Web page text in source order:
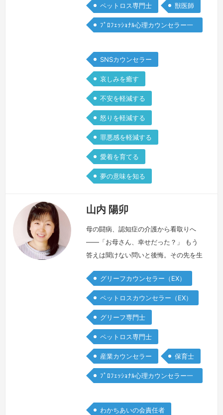
いおは、楽しい想い出、癒し、命の大切
さ、命を守るという責任、多くのものを
ペットロス専門士 獣医師
ﾌﾟﾛﾌｪｯｼｮﾅﾙ心理カウンセラー一
SNSカウンセラー
哀しみを癒す
不安を軽減する
怒りを軽減する
罪悪感を軽減する
愛着を育てる
夢の意味を知る
山内 陽卯
母の闘病、認知症の介護から看取りへ
――「お母さん、幸せだった？」 もう
答えは聞けない問いと後悔。その先を生
アでした。アルコールの問題が影を落と
す家の中で、どんな風に生きてきたの
か。見えない存在となった母と対話を重
ね、泣いてもいい場所で過ごすうちに、
母からの遺言のような気づきをひとつ、
またひとつと受け取れるようになりまし
た。いつしか、多くの方のお話を伺うよ
うにな…
続きを見る »
グリーフカウンセラー（EX）
ペットロスカウンセラー（EX）
グリーフ専門士
ペットロス専門士
産業カウンセラー 保育士
ﾌﾟﾛﾌｪｯｼｮﾅﾙ心理カウンセラー一
わかちあいの会責任者